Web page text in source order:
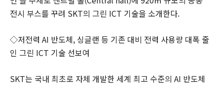
전시 부스를 꾸려 SKT의 그린 ICT 기술을 소개한다.
◇저전력 AI 반도체, 싱글랜 등 기존 대비 전력 사용량 대폭 줄
인 그린 ICT 기술 선보여
SKT는 국내 최초로 자체 개발한 세계 최고 수준의 AI 반도체